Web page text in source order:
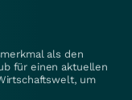
als den
für einen aktuellen
um